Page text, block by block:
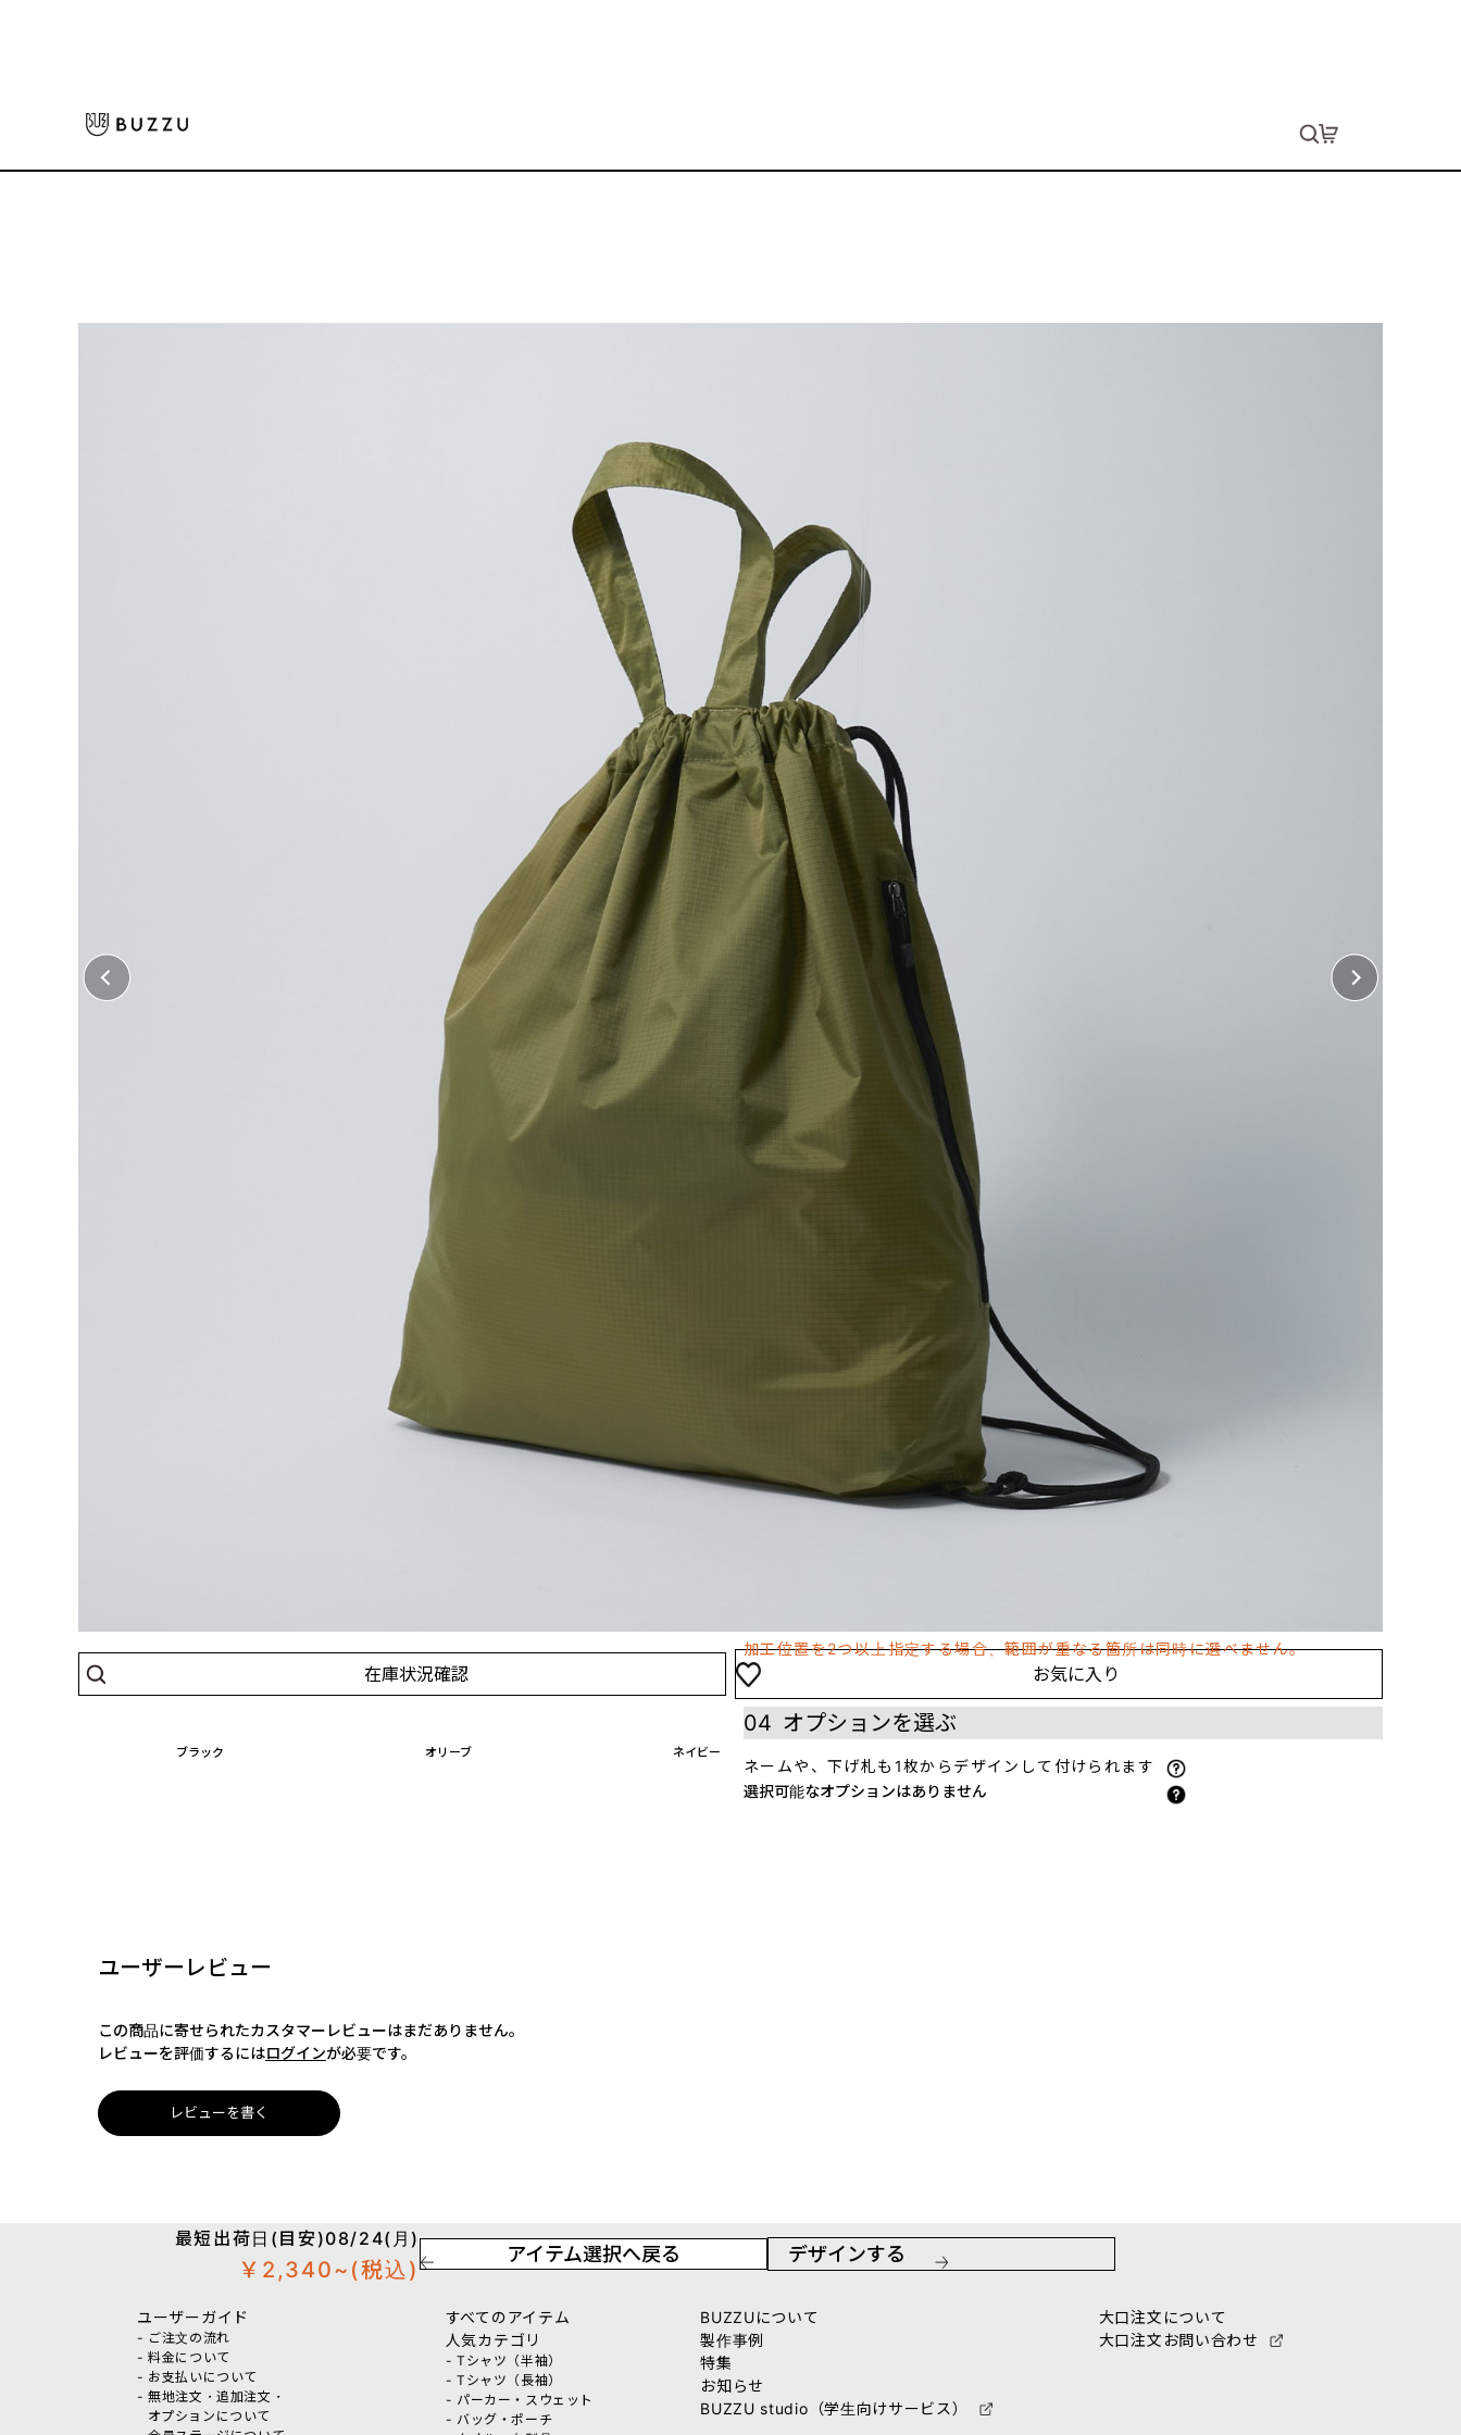
バッグ・ポーチ >
在庫状況確認 お気に入り
ブラック オリーブ ネイビー
プリントなしで購入する
販売用はもちろんチームグッズにも！
高機能ナップサックを1点からオリジナルに。
薄手のナイロン素材で持ち運びに便利な軽量ジムサックです。
サイドファスナーも付いているので、背負ったままでも物の出し入れが可能！
機能性抜群な「ライトナイロンリップストップ ナップサック」にオリジナルデザイン
をプリントしてみませんか？
スポーティすぎずほどよくカジュアルな印象のナップサックは販売用としてはもちろ
んスポーツやアウトドアにも便利！
チームグッズとしてもおすすめです
アイテムカラーは使いやすい3色をご用意しています。
入稿規定に関する注意点は
4Stepでデザインをはじめよう！
01 カラーを選ぶ
プリント方法の詳細
オンデマンド転写
(インクを専用フィルムに印刷して熱で圧着する方法で、カラフルで複雑な柄を
プリントしたい方におすすめです。)
プリント位置を選ぶ
加工位置を2つ以上指定する場合、範囲が重なる箇所は同時に選べません。
04 オプションを選ぶ
ネームや、下げ札も1枚からデザインして付けられます
選択可能なオプションはありません
ユーザーレビュー
この商品に寄せられたカスタマーレビューはまだありません。
レビューを評価するにはログインが必要です。
レビューを書く
最短出荷日(目安)08/24(月)
￥2,340~ (税込)
アイテム選択へ戻る デザインする
ユーザーガイド
- ご注文の流れ
- 料金について
- お支払いについて
- 無地注文・追加注文・
オプションについて
すべてのアイテム
人気カテゴリ
- Tシャツ（半袖）
- Tシャツ（長袖）
- パーカー・スウェット
- バッグ・ポーチ
BUZZUについて
製作事例
特集
お知らせ
BUZZU studio（学生向けサービス）
大口注文について
大口注文お問い合わせ